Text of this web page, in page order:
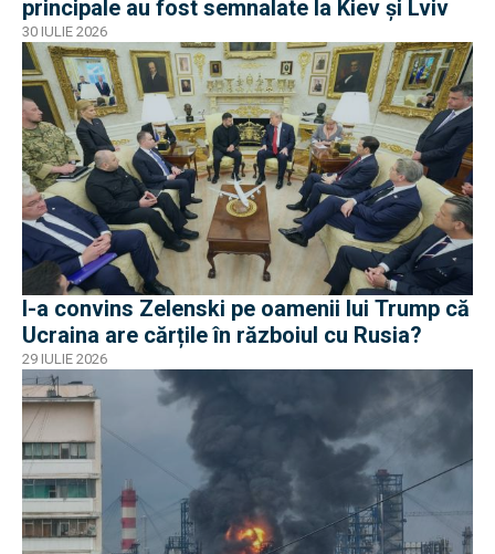
principale au fost semnalate la Kiev și Lviv
30 IULIE 2026
I-a convins Zelenski pe oamenii lui Trump că
Ucraina are cărțile în războiul cu Rusia?
29 IULIE 2026